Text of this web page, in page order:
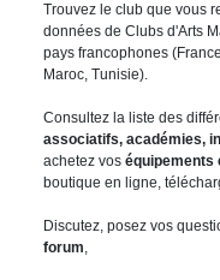
Trouvez le club que vous
données de Clubs d'Arts
pays francophones
Maroc, Tunisie).
Consultez la liste des
associatifs, académies,
achetez vos équipements
boutique en ligne,
Discutez, posez vos
forum,